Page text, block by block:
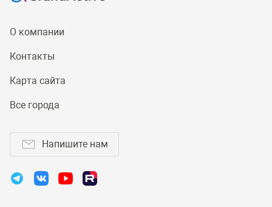
О компании
Контакты
Карта сайта
Все города
Напишите нам